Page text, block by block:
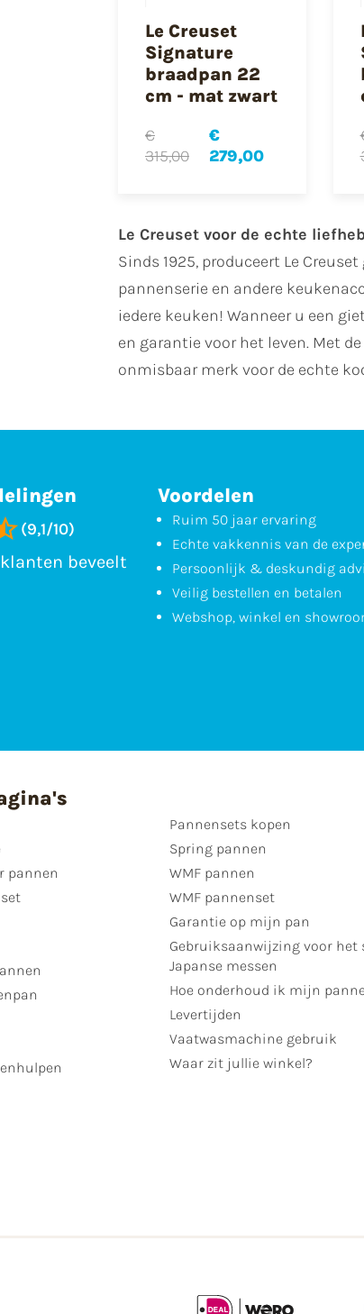
Le Creuset
Signature
braadpan 22
cm - mat zwart
€
315,00
€
279,00
Le Creuset voor de echte
Sinds 1925, produceert Le
pannenserie en andere
iedere keuken! Wanneer u een
en garantie voor het leven. Met
onmisbaar merk voor de echte
(9,1/10)
beveelt
Voordelen
Ruim 50 jaar ervaring
Echte vakkennis van de
Persoonlijk & deskundig
Veilig bestellen en betalen
Webshop, winkel en
pannen
Pannensets kopen
Spring pannen
WMF pannen
WMF pannenset
Garantie op mijn pan
Gebruiksaanwijzing voor het
Japanse messen
Hoe onderhoud ik mijn
Levertijden
Vaatwasmachine gebruik
Waar zit jullie winkel?